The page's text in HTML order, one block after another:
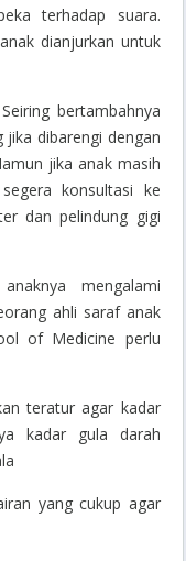
terhadap suara.
dianjurkan untuk
bertambahnya
jika dibarengi dengan
jika anak masih
konsultasi ke
dan pelindung gigi
mengalami
ahli saraf anak
of Medicine perlu
teratur agar kadar
kadar gula darah
yang cukup agar